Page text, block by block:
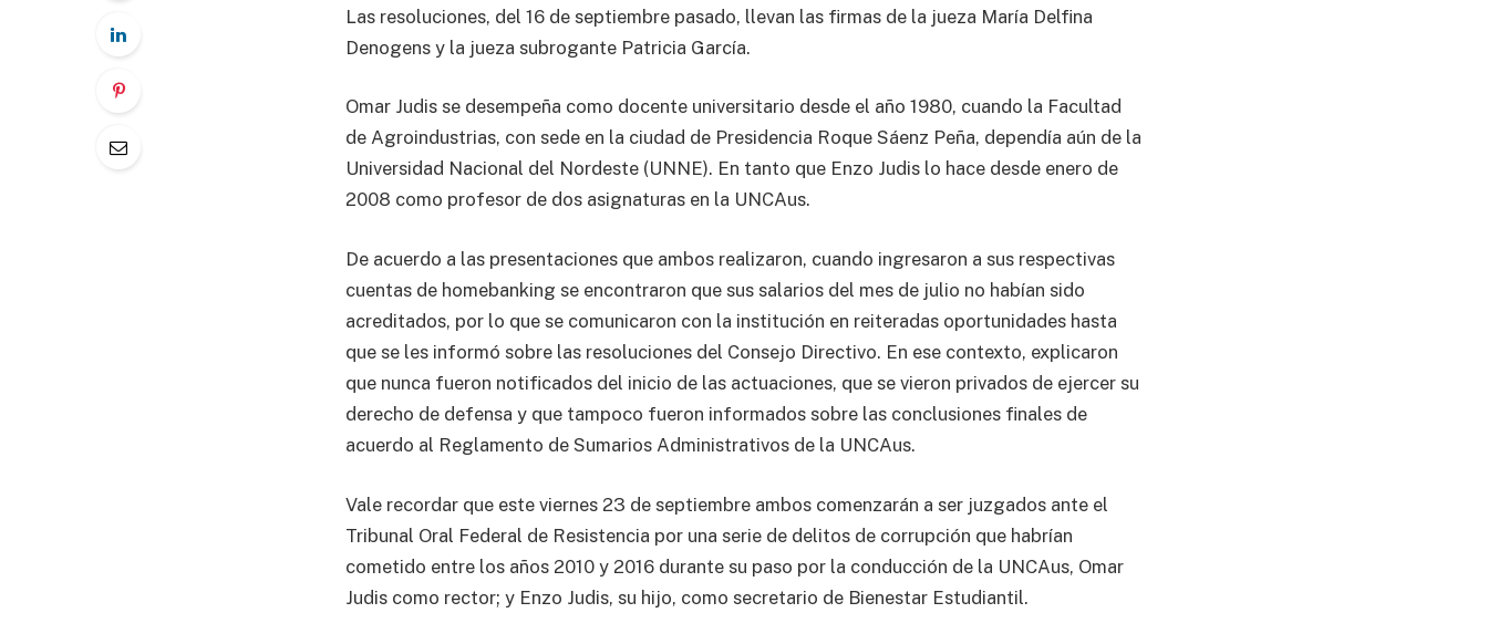
Las resoluciones, del 16 de septiembre pasado, llevan las firmas de la jueza María Delfina
Denogens y la jueza subrogante Patricia García.
Omar Judis se desempeña como docente universitario desde el año 1980, cuando la Facultad
de Agroindustrias, con sede en la ciudad de Presidencia Roque Sáenz Peña, dependía aún de la
Universidad Nacional del Nordeste (UNNE). En tanto que Enzo Judis lo hace desde enero de
2008 como profesor de dos asignaturas en la UNCAus.
De acuerdo a las presentaciones que ambos realizaron, cuando ingresaron a sus respectivas
cuentas de homebanking se encontraron que sus salarios del mes de julio no habían sido
acreditados, por lo que se comunicaron con la institución en reiteradas oportunidades hasta
que se les informó sobre las resoluciones del Consejo Directivo. En ese contexto, explicaron
que nunca fueron notificados del inicio de las actuaciones, que se vieron privados de ejercer su
derecho de defensa y que tampoco fueron informados sobre las conclusiones finales de
acuerdo al Reglamento de Sumarios Administrativos de la UNCAus.
Vale recordar que este viernes 23 de septiembre ambos comenzarán a ser juzgados ante el
Tribunal Oral Federal de Resistencia por una serie de delitos de corrupción que habrían
cometido entre los años 2010 y 2016 durante su paso por la conducción de la UNCAus, Omar
Judis como rector; y Enzo Judis, su hijo, como secretario de Bienestar Estudiantil.